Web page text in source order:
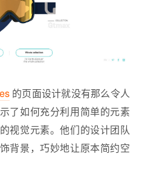
的页面设计就没有那么令人
了如何充分利用简单的元素
视觉元素。他们的设计团队
背景，巧妙地让原本简约空